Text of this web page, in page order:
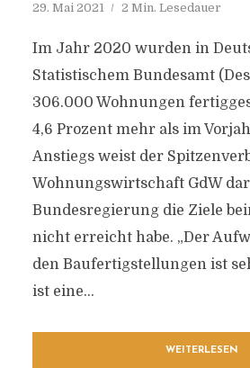
29. Mai 2021 2 Min. Lesedauer
Im Jahr 2020 wurden in
Statistischem Bundesamt
306.000 Wohnungen
4,6 Prozent mehr als im
Anstiegs weist der
Wohnungswirtschaft GdW
Bundesregierung die Ziele
nicht erreicht habe. „Der
den Baufertigstellungen ist
ist eine...
WEITERLESEN